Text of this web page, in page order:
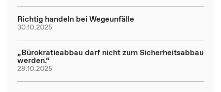
Richtig handeln bei Wegeunfälle
30.10.2025
„Bürokratieabbau darf nicht zum Sicherheitsabbau
werden.“
29.10.2025